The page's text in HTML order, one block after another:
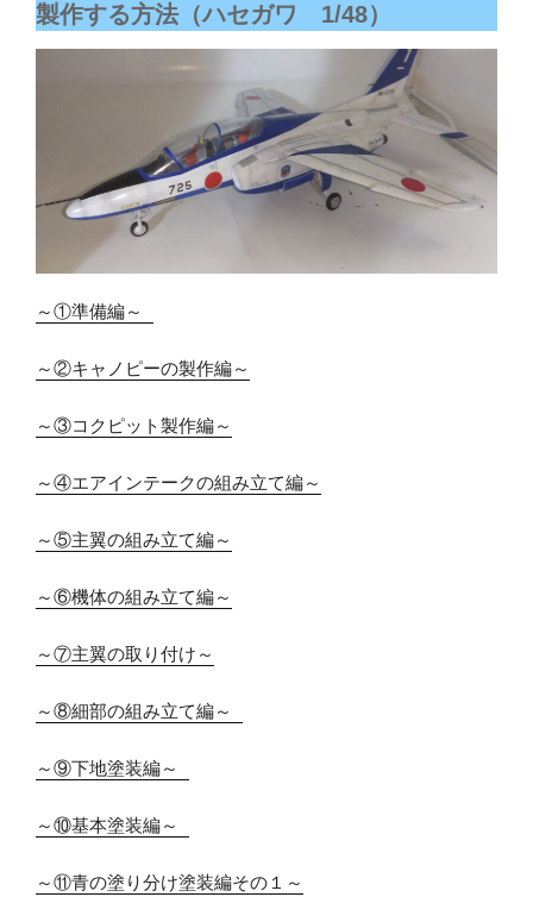
製作する方法（ハセガワ 1/48）
～①準備編～
～②キャノピーの製作編～
～③コクピット製作編～
～④エアインテークの組み立て編～
～⑤主翼の組み立て編～
～⑥機体の組み立て編～
～⑦主翼の取り付け～
～⑧細部の組み立て編～
～⑨下地塗装編～
～⑩基本塗装編～
～⑪青の塗り分け塗装編その１～